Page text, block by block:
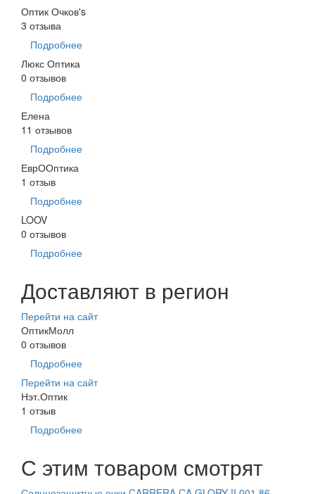
Оптик Очков's
3 отзыва
Подробнее
Люкс Оптика
0 отзывов
Подробнее
Елена
11 отзывов
Подробнее
ЕврООптика
1 отзыв
Подробнее
LOOV
0 отзывов
Подробнее
Доставляют в регион
Перейти на сайт
ОптикМолл
0 отзывов
Подробнее
Перейти на сайт
Нэт.Оптик
1 отзыв
Подробнее
С этим товаром смотрят